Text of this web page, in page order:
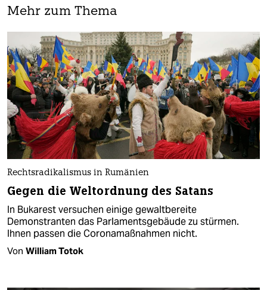
Mehr zum Thema
Rechtsradikalismus in Rumänien
Gegen die Weltordnung des Satans
In Bukarest versuchen einige gewaltbereite
Demonstranten das Parlamentsgebäude zu stürmen.
Ihnen passen die Coronamaßnahmen nicht.
Von William Totok